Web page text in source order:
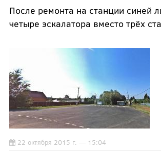
После ремонта на станции синей
четыре эскалатора вместо трёх
22 октября 2015 г. — 15:04